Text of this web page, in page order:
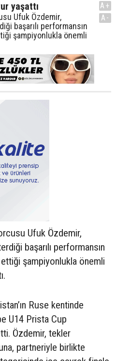
yaşattı
Ufuk Özdemir,
başarılı performansın
şampiyonlukla önemli
A+
A-
Ufuk Özdemir,
başarılı performansın
ettiği şampiyonlukla önemli
Ruse kentinde
U14 Prista Cup
Özdemir, tekler
partneriyle birlikte